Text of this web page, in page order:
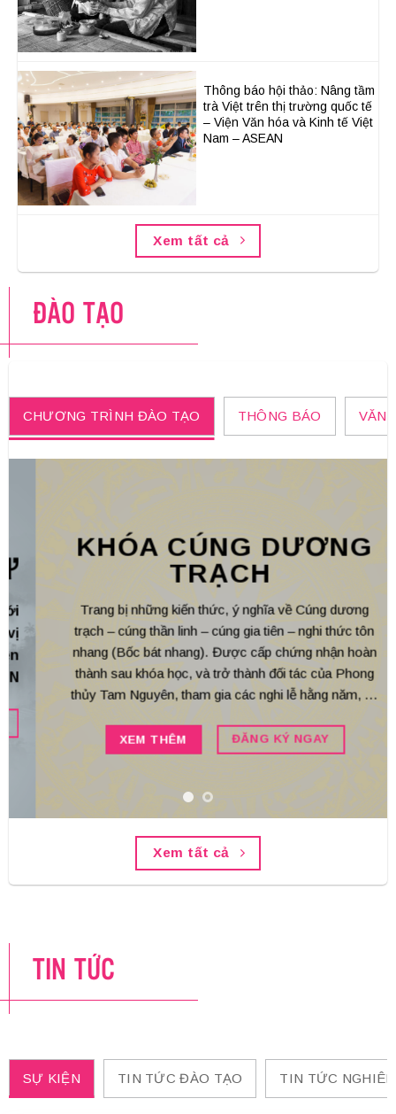
Thông báo hội thảo: Nâng tầm
trà Việt trên thị trường quốc tế
– Viện Văn hóa và Kinh tế Việt
Nam – ASEAN
Xem tất cả
ĐÀO TẠO
CHƯƠNG TRÌNH ĐÀO TẠO THÔNG BÁO VĂN
CÚNG DƯƠNG
TRẠCH
Trang bị những kiến thức, ý nghĩa về Cúng dương
– cúng thần linh – cúng gia tiên – nghi thức tôn
(Bốc bát nhang). Được cấp chứng nhận hoàn
sau khóa học, và trở thành đối tác của Phong
Tam Nguyên, tham gia các nghi lễ hằng năm, …
ĐĂNG KÝ NGAY
Xem tất cả
TIN TỨC
SỰ KIỆN TIN TỨC ĐÀO TẠO TIN TỨC